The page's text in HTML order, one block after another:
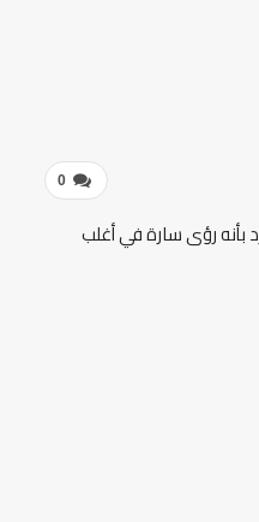
0
بأنه رؤى سارة في أغلب